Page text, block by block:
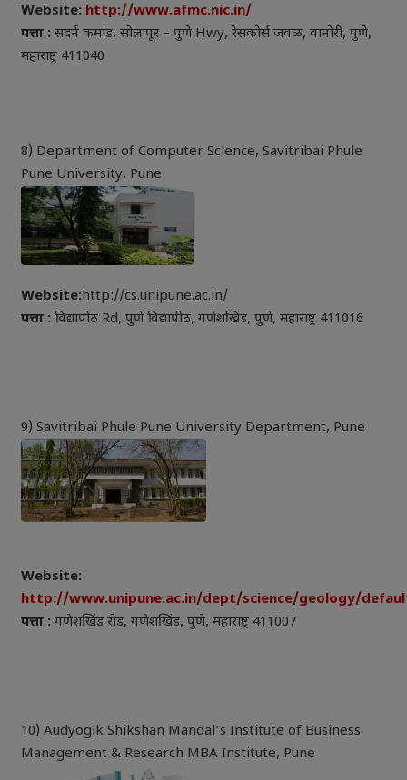
Website: http://www.afmc.nic.in/
पत्ता : सदर्न कमांड, सोलापूर – पुणे Hwy, रेसकोर्स जवळ, वानोरी, पुणे,
महाराष्ट्र 411040
8) Department of Computer Science, Savitribai Phule
Pune University, Pune
Website:http://cs.unipune.ac.in/
पत्ता : विद्यापीठ Rd, पुणे विद्यापीठ, गणेशखिंड, पुणे, महाराष्ट्र 411016
9) Savitribai Phule Pune University Department, Pune
Website:
http://www.unipune.ac.in/dept/science/geology/
पत्ता : गणेशखिंड रोड, गणेशखिंड, पुणे, महाराष्ट्र 411007
10) Audyogik Shikshan Mandal’s Institute of Business
Management & Research MBA Institute, Pune